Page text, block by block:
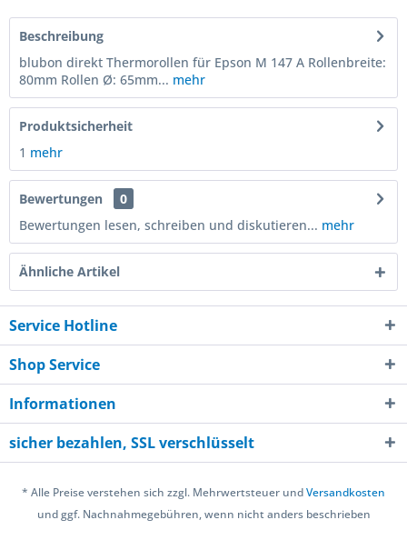
Beschreibung
blubon direkt Thermorollen für Epson M 147 A Rollenbreite:
80mm Rollen Ø: 65mm... mehr
Produktsicherheit
1 mehr
Bewertungen
0
Bewertungen lesen, schreiben und diskutieren... mehr
Ähnliche Artikel
Service Hotline
Shop Service
Informationen
sicher bezahlen, SSL verschlüsselt
* Alle Preise verstehen sich zzgl. Mehrwertsteuer undVersandkosten
und ggf. Nachnahmegebühren, wenn nicht anders beschrieben